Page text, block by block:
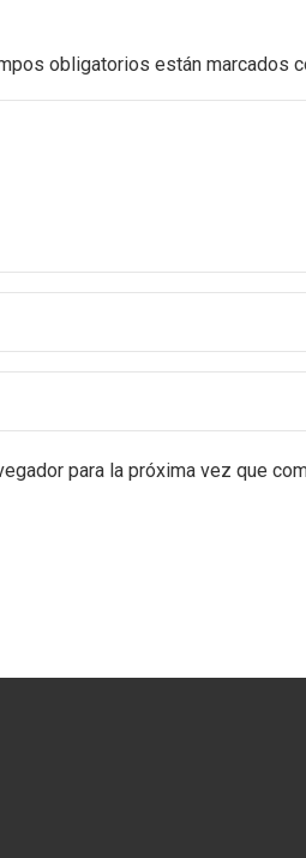
obligatorios están marcados
para la próxima vez que